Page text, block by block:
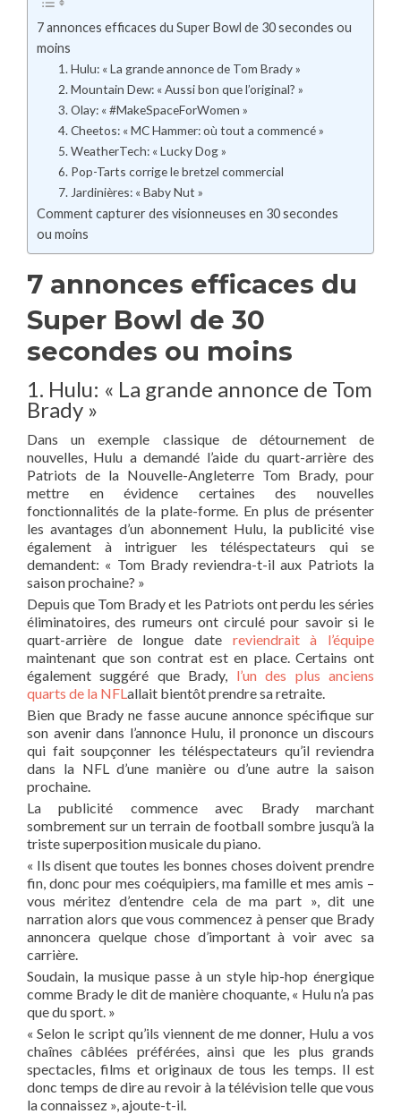
7 annonces efficaces du Super Bowl de 30 secondes ou
moins
1. Hulu: « La grande annonce de Tom Brady »
2. Mountain Dew: « Aussi bon que l’original? »
3. Olay: « #MakeSpaceForWomen »
4. Cheetos: « MC Hammer: où tout a commencé »
5. WeatherTech: « Lucky Dog »
6. Pop-Tarts corrige le bretzel commercial
7. Jardinières: « Baby Nut »
Comment capturer des visionneuses en 30 secondes
ou moins
7 annonces efficaces du
Super Bowl de 30
secondes ou moins
1. Hulu: « La grande annonce de Tom
Brady »
Dans un exemple classique de détournement de
nouvelles, Hulu a demandé l’aide du quart-arrière des
Patriots de la Nouvelle-Angleterre Tom Brady, pour
mettre en évidence certaines des nouvelles
fonctionnalités de la plate-forme. En plus de présenter
les avantages d’un abonnement Hulu, la publicité vise
également à intriguer les téléspectateurs qui se
demandent: « Tom Brady reviendra-t-il aux Patriots la
saison prochaine? »
Depuis que Tom Brady et les Patriots ont perdu les séries
éliminatoires, des rumeurs ont circulé pour savoir si le
quart-arrière de longue date reviendrait à l’équipe
maintenant que son contrat est en place. Certains ont
également suggéré que Brady, l’un des plus anciens
quarts de la NFL allait bientôt prendre sa retraite.
Bien que Brady ne fasse aucune annonce spécifique sur
son avenir dans l’annonce Hulu, il prononce un discours
qui fait soupçonner les téléspectateurs qu’il reviendra
dans la NFL d’une manière ou d’une autre la saison
prochaine.
La publicité commence avec Brady marchant
sombrement sur un terrain de football sombre jusqu’à la
triste superposition musicale du piano.
« Ils disent que toutes les bonnes choses doivent prendre
fin, donc pour mes coéquipiers, ma famille et mes amis –
vous méritez d’entendre cela de ma part », dit une
narration alors que vous commencez à penser que Brady
annoncera quelque chose d’important à voir avec sa
carrière.
Soudain, la musique passe à un style hip-hop énergique
comme Brady le dit de manière choquante, « Hulu n’a pas
que du sport. »
« Selon le script qu’ils viennent de me donner, Hulu a vos
chaînes câblées préférées, ainsi que les plus grands
spectacles, films et originaux de tous les temps. Il est
donc temps de dire au revoir à la télévision telle que vous
la connaissez », ajoute-t-il.